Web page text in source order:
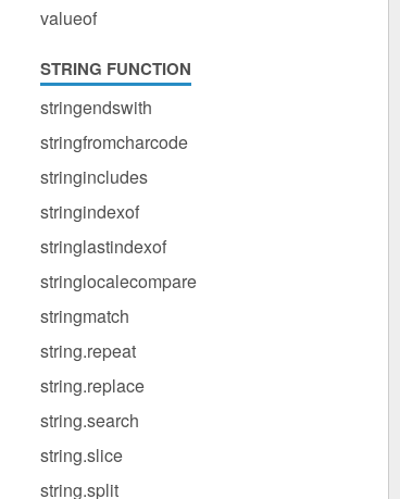
valueof
STRING FUNCTION
stringendswith
stringfromcharcode
stringincludes
stringindexof
stringlastindexof
stringlocalecompare
stringmatch
string.repeat
string.replace
string.search
string.slice
string.split